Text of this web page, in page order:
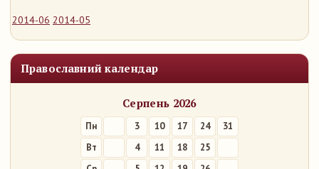
2014-06 2014-05
Православний календар
Серпень 2026
Пн 3 10 17 24
31
Вт
4 11 18
25